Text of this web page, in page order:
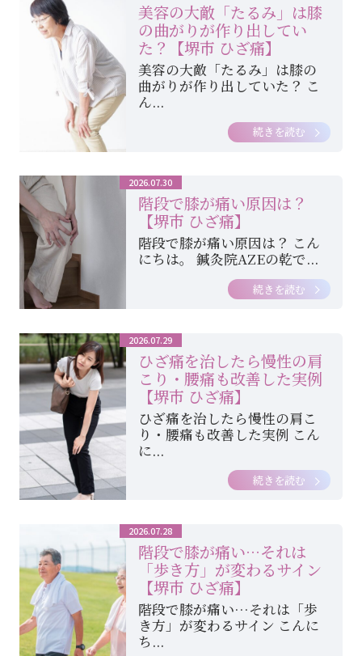
美容の大敵「たるみ」は膝
の曲がりが作り出してい
た？【堺市 ひざ痛】
美容の大敵「たるみ」は膝の
曲がりが作り出していた？ こ
ん...
続きを読む
2026.07.30
階段で膝が痛い原因は？
【堺市 ひざ痛】
階段で膝が痛い原因は？ こん
にちは。 鍼灸院AZEの乾で...
続きを読む
2026.07.29
ひざ痛を治したら慢性の肩
こり・腰痛も改善した実例
【堺市 ひざ痛】
ひざ痛を治したら慢性の肩こ
り・腰痛も改善した実例 こん
に...
続きを読む
2026.07.28
階段で膝が痛い…それは
「歩き方」が変わるサイン
【堺市 ひざ痛】
階段で膝が痛い…それは「歩
き方」が変わるサイン こんに
ち...